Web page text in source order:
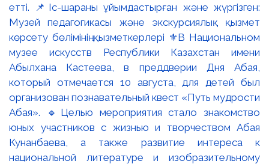
етті. 📌Іс-шараны ұйымдастырған және жүргізген:
Музей педагогикасы және экскурсиялық қызмет
көрсету бөлімінің қызметкерлері ⚜️В Национальном
музее искусств Республики Казахстан имени
Абылхана Кастеева, в преддверии Дня Абая,
который отмечается 10 августа, для детей был
организован познавательный квест «Путь мудрости
Абая». 🔹Целью мероприятия стало знакомство
юных участников с жизнью и творчеством Абая
Кунанбаева, а также развитие интереса к
национальной литературе и изобразительному